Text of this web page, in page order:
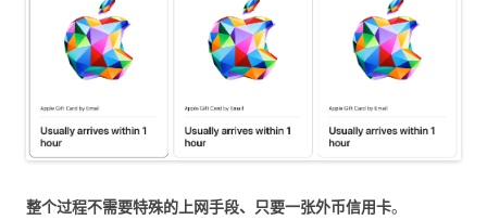
整个过程不需要特殊的上网手段、只要一张外币信用卡。